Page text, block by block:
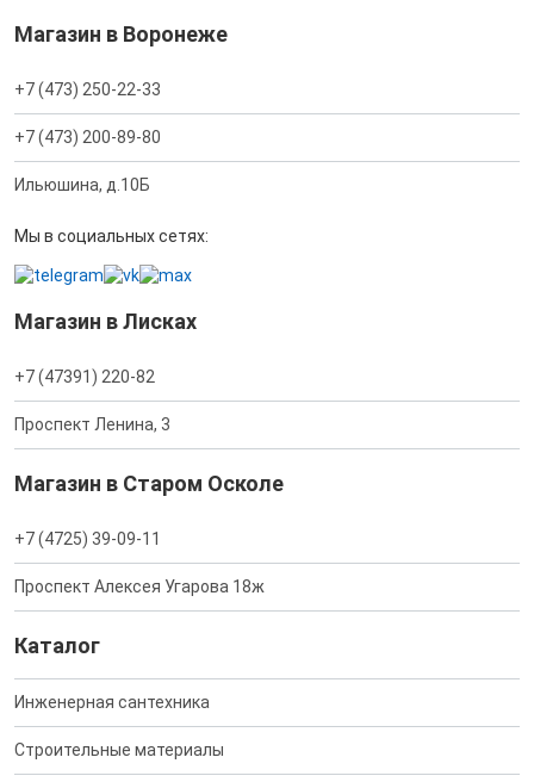
Магазин в Воронеже
+7 (473) 250-22-33
+7 (473) 200-89-80
Ильюшина, д.10Б
Мы в социальных сетях:
Магазин в Лисках
+7 (47391) 220-82
Проспект Ленина, 3
Магазин в Старом Осколе
+7 (4725) 39-09-11
Проспект Алексея Угарова 18ж
Каталог
Инженерная сантехника
Строительные материалы